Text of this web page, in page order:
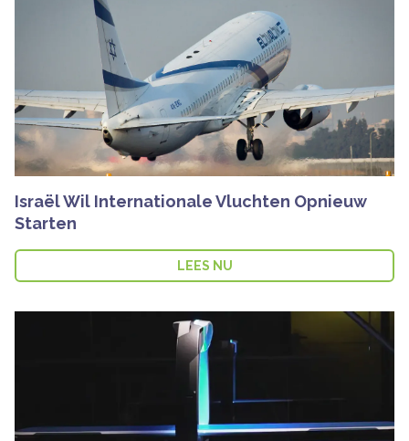
Israël Wil Internationale Vluchten Opnieuw
Starten
LEES NU